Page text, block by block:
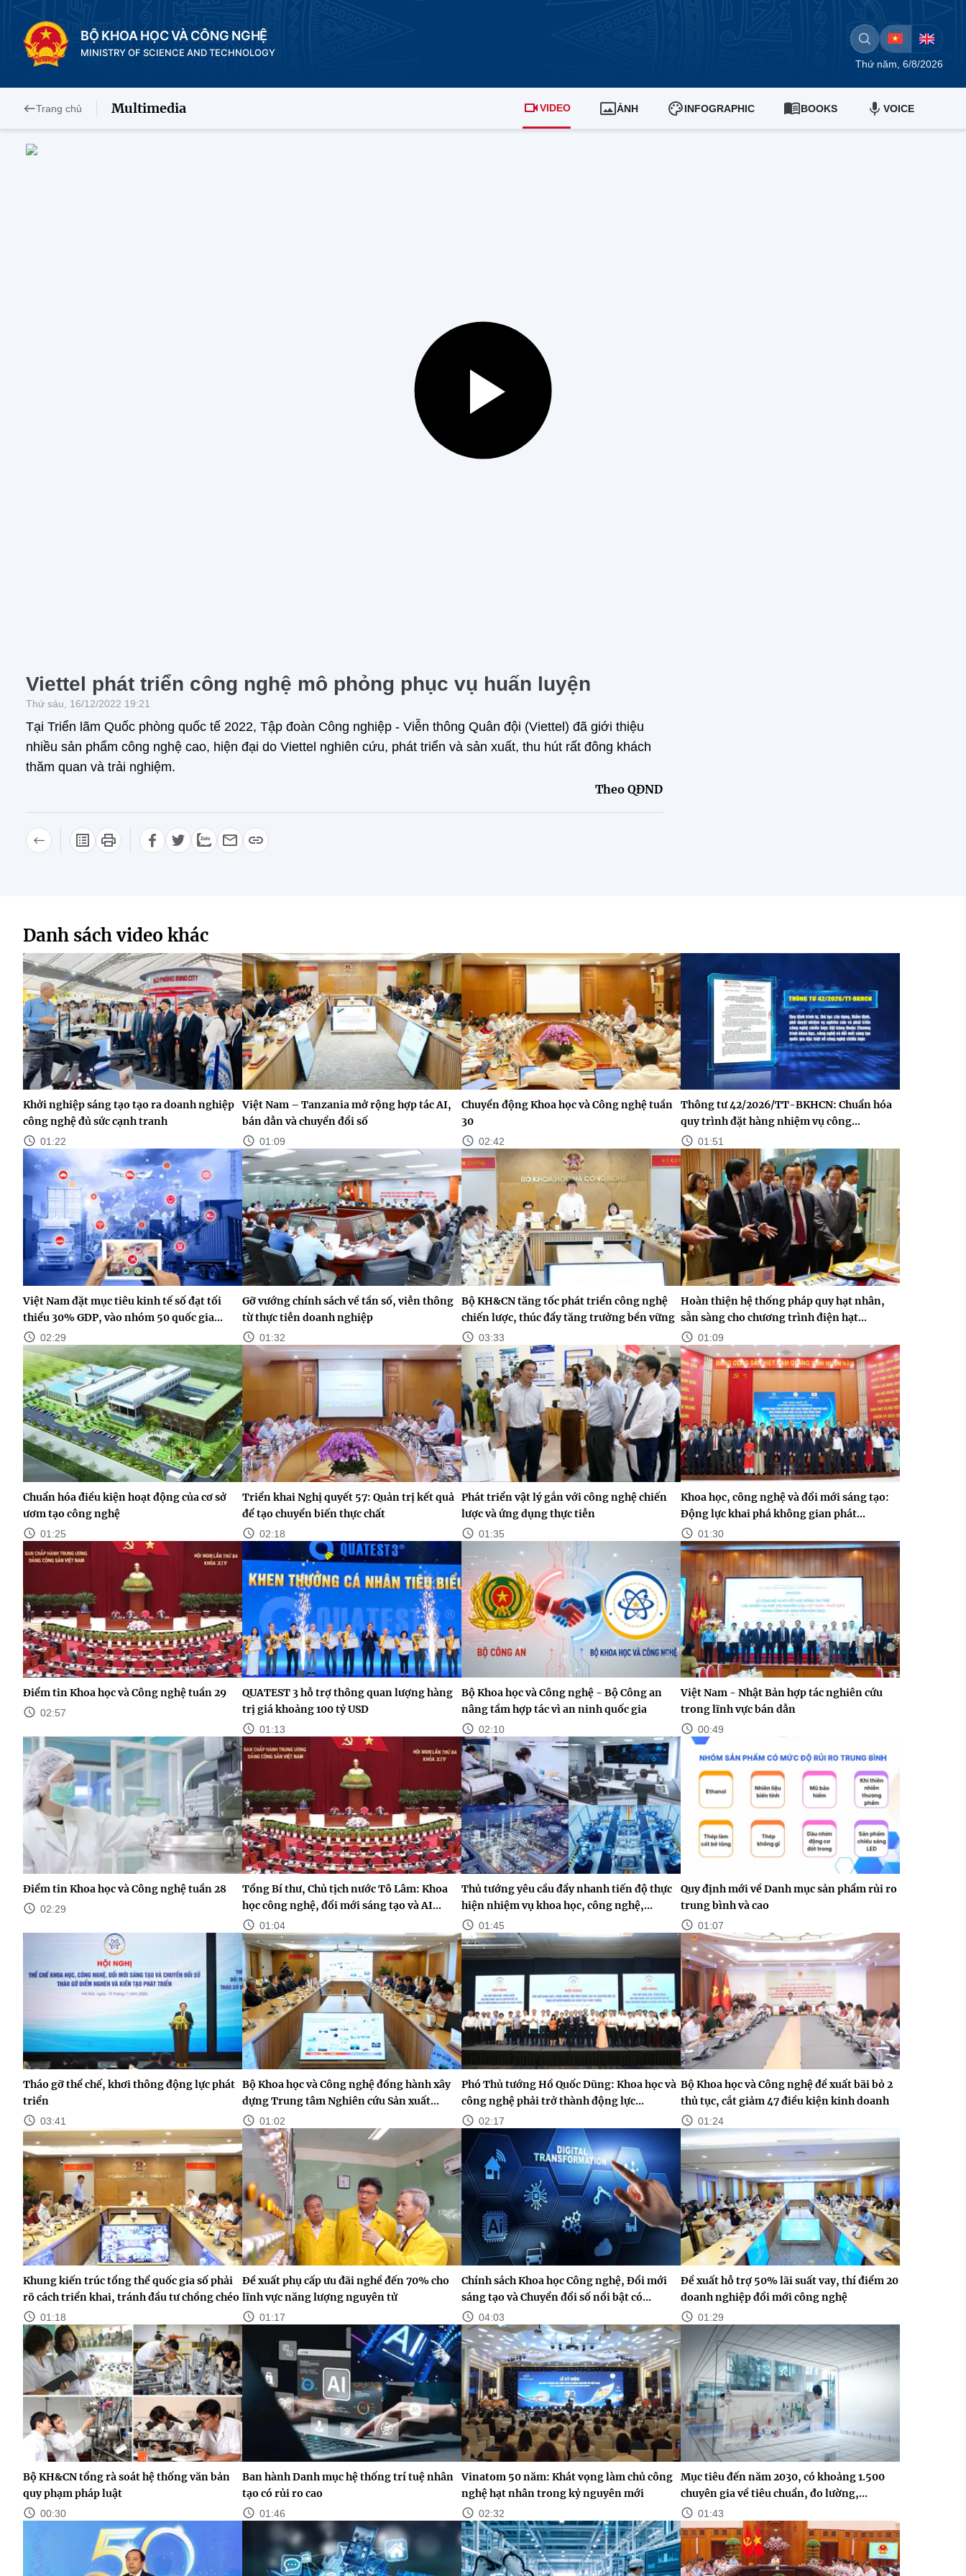
BỘ KHOA HỌC VÀ CÔNG NGHỆ
MINISTRY OF SCIENCE AND TECHNOLOGY
Thứ năm, 6/8/2026
Trang chủ Multimedia VIDEO ẢNH INFOGRAPHIC BOOKS VOICE
Viettel phát triển công nghệ mô phỏng phục vụ huấn luyện
Thứ sáu, 16/12/2022 19:21
Tại Triển lãm Quốc phòng quốc tế 2022, Tập đoàn Công nghiệp - Viễn thông Quân đội (Viettel) đã giới thiệu
nhiều sản phẩm công nghệ cao, hiện đại do Viettel nghiên cứu, phát triển và sản xuất, thu hút rất đông khách
thăm quan và trải nghiệm.
Theo QĐND
Danh sách video khác
Khởi nghiệp sáng tạo tạo ra doanh nghiệp
công nghệ đủ sức cạnh tranh
01:22
Việt Nam – Tanzania mở rộng hợp tác AI,
bán dẫn và chuyển đổi số
01:09
Chuyển động Khoa học và Công nghệ tuần
30
02:42
Thông tư 42/2026/TT-BKHCN: Chuẩn hóa
quy trình đặt hàng nhiệm vụ công...
01:51
Việt Nam đặt mục tiêu kinh tế số đạt tối
thiểu 30% GDP, vào nhóm 50 quốc gia...
02:29
Gỡ vướng chính sách về tần số, viễn thông
từ thực tiễn doanh nghiệp
01:32
Bộ KH&CN tăng tốc phát triển công nghệ
chiến lược, thúc đẩy tăng trưởng bền vững
03:33
Hoàn thiện hệ thống pháp quy hạt nhân,
sẵn sàng cho chương trình điện hạt...
01:09
Chuẩn hóa điều kiện hoạt động của cơ sở
ươm tạo công nghệ
01:25
Triển khai Nghị quyết 57: Quản trị kết quả
để tạo chuyển biến thực chất
02:18
Phát triển vật lý gắn với công nghệ chiến
lược và ứng dụng thực tiễn
01:35
Khoa học, công nghệ và đổi mới sáng tạo:
Động lực khai phá không gian phát...
01:30
Điểm tin Khoa học và Công nghệ tuần 29
02:57
QUATEST 3 hỗ trợ thông quan lượng hàng
trị giá khoảng 100 tỷ USD
01:13
Bộ Khoa học và Công nghệ - Bộ Công an
nâng tầm hợp tác vì an ninh quốc gia
02:10
Việt Nam - Nhật Bản hợp tác nghiên cứu
trong lĩnh vực bán dẫn
00:49
Điểm tin Khoa học và Công nghệ tuần 28
02:29
Tổng Bí thư, Chủ tịch nước Tô Lâm: Khoa
học công nghệ, đổi mới sáng tạo và AI...
01:04
Thủ tướng yêu cầu đẩy nhanh tiến độ thực
hiện nhiệm vụ khoa học, công nghệ,...
01:45
Quy định mới về Danh mục sản phẩm rủi ro
trung bình và cao
01:07
Tháo gỡ thể chế, khơi thông động lực phát
triển
03:41
Bộ Khoa học và Công nghệ đồng hành xây
dựng Trung tâm Nghiên cứu Sản xuất...
01:02
Phó Thủ tướng Hồ Quốc Dũng: Khoa học và
công nghệ phải trở thành động lực...
02:17
Bộ Khoa học và Công nghệ đề xuất bãi bỏ 2
thủ tục, cắt giảm 47 điều kiện kinh doanh
01:24
Khung kiến trúc tổng thể quốc gia số phải
rõ cách triển khai, tránh đầu tư chồng chéo
01:18
Đề xuất phụ cấp ưu đãi nghề đến 70% cho
lĩnh vực năng lượng nguyên tử
01:17
Chính sách Khoa học Công nghệ, Đổi mới
sáng tạo và Chuyển đổi số nổi bật có...
04:03
Đề xuất hỗ trợ 50% lãi suất vay, thí điểm 20
doanh nghiệp đổi mới công nghệ
01:29
Bộ KH&CN tổng rà soát hệ thống văn bản
quy phạm pháp luật
00:30
Ban hành Danh mục hệ thống trí tuệ nhân
tạo có rủi ro cao
01:46
Vinatom 50 năm: Khát vọng làm chủ công
nghệ hạt nhân trong kỷ nguyên mới
02:32
Mục tiêu đến năm 2030, có khoảng 1.500
chuyên gia về tiêu chuẩn, đo lường,...
01:43